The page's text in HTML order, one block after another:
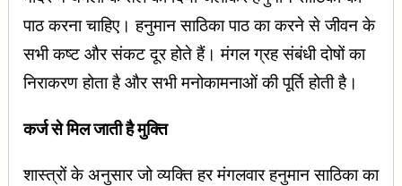
पाठ करना चाहिए। हनुमान साठिका पाठ का करने से जीवन के
सभी कष्ट और संकट दूर होते हैं। मंगल ग्रह संबंधी दोषों का
निराकरण होता है और सभी मनोकामनाओं की पूर्ति होती है।
कर्ज से मिल जाती है मुक्ति
शास्त्रों के अनुसार जो व्यक्ति हर मंगलवार हनुमान साठिका का